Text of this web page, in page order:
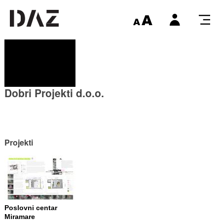
Dobri Projekti d.o.o.
Projekti
Poslovni centar
Miramare